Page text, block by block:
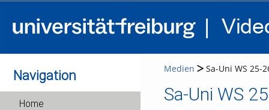
Navigation
Home
Medien Sa-Uni WS 25-
Sa-Uni WS